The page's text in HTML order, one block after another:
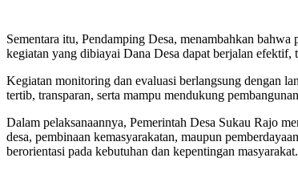
Sementara itu, Pendamping Desa, menambahkan
kegiatan yang dibiayai Dana Desa dapat berjalan efektif,
Kegiatan monitoring dan evaluasi berlangsung dengan
tertib, transparan, serta mampu mendukung
Dalam pelaksanaannya, Pemerintah Desa Sukau Rajo
desa, pembinaan kemasyarakatan, maupun
berorientasi pada kebutuhan dan kepentingan masyarakat.